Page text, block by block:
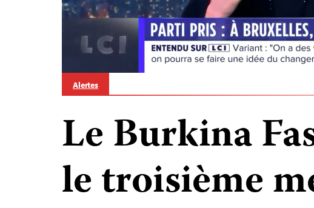
Alertes
Le Burkina
le troisième